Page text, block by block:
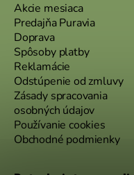
Akcie mesiaca
Predajňa Puravia
Doprava
Spôsoby platby
Reklamácie
Odstúpenie od zmluvy
Zásady spracovania
osobných údajov
Používanie cookies
Obchodné podmienky